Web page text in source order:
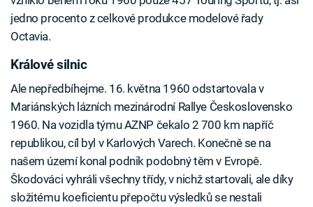
jedno procento z celkové produkce modelové řady
Octavia.
Králové silnic
Ale nepředbíhejme. 16. května 1960 odstartovala v
Mariánských lázních mezinárodní Rallye Československo
1960. Na vozidla týmu AZNP čekalo 2 700 km napříč
republikou, cíl byl v Karlových Varech. Konečně se na
našem území konal podnik podobný těm v Evropě.
Škodováci vyhráli všechny třídy, v nichž startovali, ale díky
složitému koeficientu přepočtu výsledků se nestali